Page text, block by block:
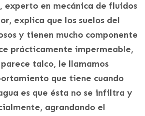
experto en mecánica de fluidos
explica que los suelos del
y tienen mucho componente
prácticamente impermeable,
talco, le llamamos
que tiene cuando
es que ésta no se infiltra y
agrandando el